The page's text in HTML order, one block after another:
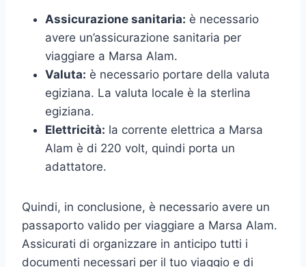
Assicurazione sanitaria: è necessario
avere un’assicurazione sanitaria per
viaggiare a Marsa Alam.
Valuta: è necessario portare della valuta
egiziana. La valuta locale è la sterlina
egiziana.
Elettricità: la corrente elettrica a Marsa
Alam è di 220 volt, quindi porta un
adattatore.
Quindi, in conclusione, è necessario avere un
passaporto valido per viaggiare a Marsa Alam.
Assicurati di organizzare in anticipo tutti i
documenti necessari per il tuo viaggio e di